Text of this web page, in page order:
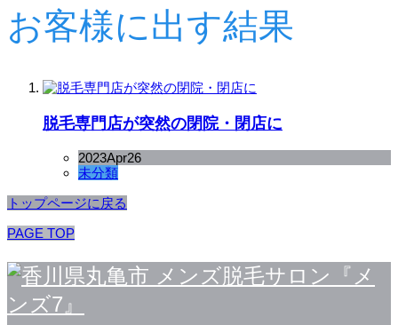
お客様に出す結果
脱毛専門店が突然の閉院・閉店に
2023Apr26
未分類
トップページに戻る
PAGE TOP